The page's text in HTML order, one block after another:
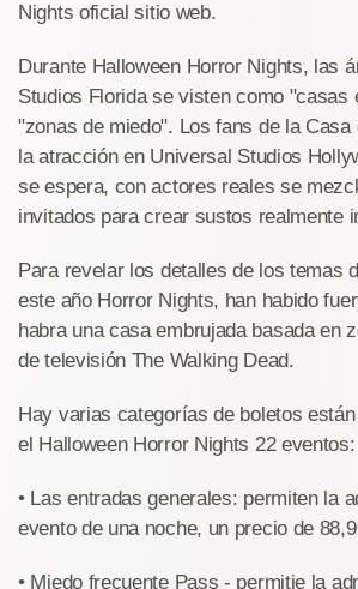
Nights oficial sitio web.
Durante Halloween Horror Nights, las
Studios Florida se visten como "casas
"zonas de miedo". Los fans de la
la atracción en Universal Studios
se espera, con actores reales se
invitados para crear sustos realmente
Para revelar los detalles de los temas
este año Horror Nights, han habido
habra una casa embrujada basada en
de televisión The Walking Dead.
Hay varias categorías de boletos
el Halloween Horror Nights 22 eventos:
• Las entradas generales: permiten la
evento de una noche, un precio de
• Miedo frecuente Pass - permitie la